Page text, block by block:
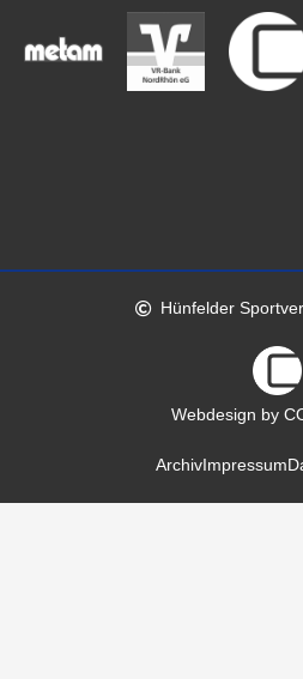
Hünfelder
Webdesign by
ArchivImpressum